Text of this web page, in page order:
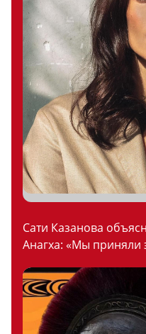
Сати Казанова
Анагха: «Мы приняли